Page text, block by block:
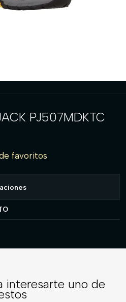
PJ507MDKTC
favoritos
interesarte uno de